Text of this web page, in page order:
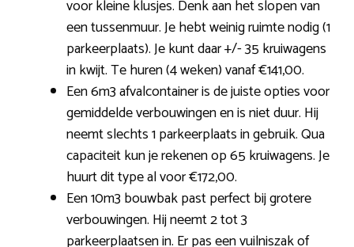
voor kleine klusjes. Denk aan het slopen van
een tussenmuur. Je hebt weinig ruimte nodig (1
parkeerplaats). Je kunt daar +/- 35 kruiwagens
in kwijt. Te huren (4 weken) vanaf €141,00.
Een 6m3 afvalcontainer is de juiste opties voor
gemiddelde verbouwingen en is niet duur. Hij
neemt slechts 1 parkeerplaats in gebruik. Qua
capaciteit kun je rekenen op 65 kruiwagens. Je
huurt dit type al voor €172,00.
Een 10m3 bouwbak past perfect bij grotere
verbouwingen. Hij neemt 2 tot 3
parkeerplaatsen in. Er pas een vuilniszak of